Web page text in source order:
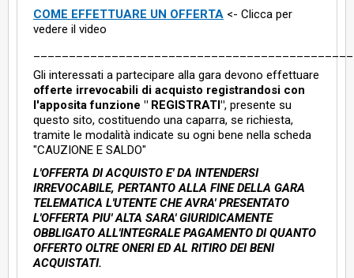
COME EFFETTUARE UN OFFERTA <- Clicca per
vedere il video
Gli interessati a partecipare alla gara devono effettuare
offerte irrevocabili di acquisto registrandosi con
l'apposita funzione " REGISTRATI", presente su
questo sito, costituendo una caparra, se richiesta,
tramite le modalità indicate su ogni bene nella scheda
"CAUZIONE E SALDO"
L'OFFERTA DI ACQUISTO E' DA INTENDERSI
IRREVOCABILE, PERTANTO ALLA FINE DELLA GARA
TELEMATICA L'UTENTE CHE AVRA' PRESENTATO
L'OFFERTA PIU' ALTA SARA' GIURIDICAMENTE
OBBLIGATO ALL'INTEGRALE PAGAMENTO DI QUANTO
OFFERTO OLTRE ONERI ED AL RITIRO DEI BENI
ACQUISTATI.